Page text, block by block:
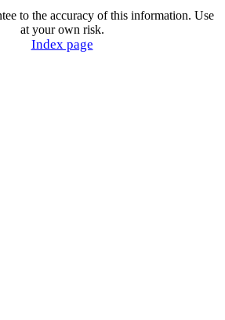
to the accuracy of this information. Use
at your own risk.
Index page